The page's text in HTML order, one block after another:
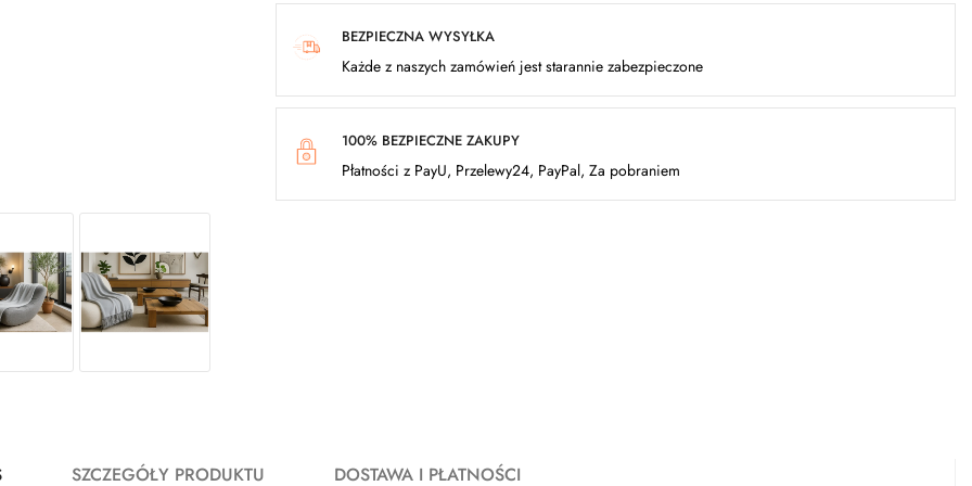
BEZPIECZNA WYSYŁKA
Każde z naszych zamówień jest starannie zabezpieczone
100% BEZPIECZNE ZAKUPY
Płatności z PayU, Przelewy24, PayPal, Za pobraniem
SZCZEGÓŁY PRODUKTU DOSTAWA I PŁATNOŚCI